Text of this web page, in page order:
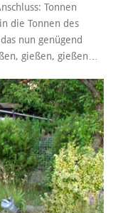
Tonnen
die Tonnen des
nun genügend
gießen, gießen…